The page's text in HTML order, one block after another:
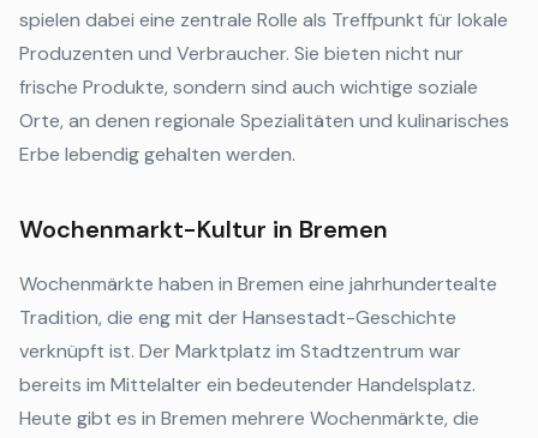
spielen dabei eine zentrale Rolle als Treffpunkt für lokale
Produzenten und Verbraucher. Sie bieten nicht nur
frische Produkte, sondern sind auch wichtige soziale
Orte, an denen regionale Spezialitäten und kulinarisches
Erbe lebendig gehalten werden.
Wochenmarkt-Kultur in Bremen
Wochenmärkte haben in Bremen eine jahrhundertealte
Tradition, die eng mit der Hansestadt-Geschichte
verknüpft ist. Der Marktplatz im Stadtzentrum war
bereits im Mittelalter ein bedeutender Handelsplatz.
Heute gibt es in Bremen mehrere Wochenmärkte, die